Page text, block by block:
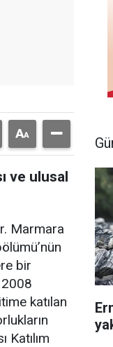
ve ulusal
Marmara
bir
katılan
Katılım